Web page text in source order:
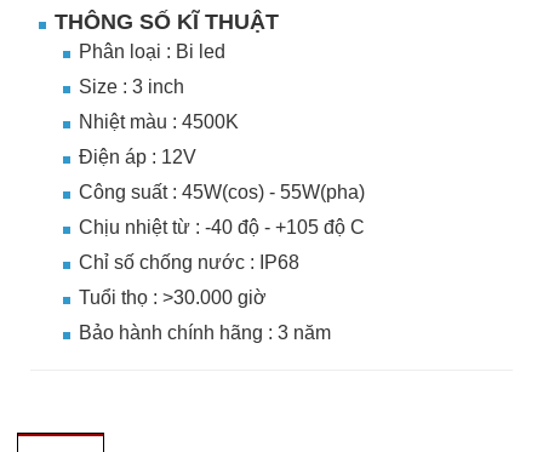
THÔNG SỐ KĨ THUẬT
Phân loại : Bi led
Size : 3 inch
Nhiệt màu : 4500K
Điện áp : 12V
Công suất : 45W(cos) - 55W(pha)
Chịu nhiệt từ : -40 độ - +105 độ C
Chỉ số chống nước : IP68
Tuổi thọ : >30.000 giờ
Bảo hành chính hãng : 3 năm